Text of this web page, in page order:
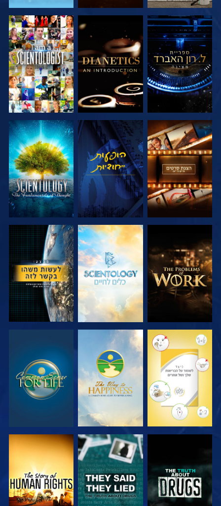
בדוק את הסדרה בדוק את הסדרה צפה
בדוק את הסדרה צפה בדוק את הסדרה
בדוק את הסדרה בדוק את הסדרה צפה
צפה צפה צפה
צפה צפה